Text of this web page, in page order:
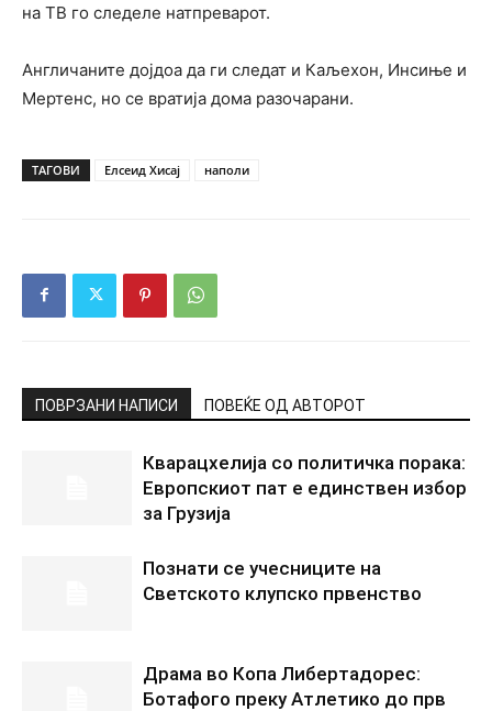
на ТВ го следеле натпреварот.
Англичаните дојдоа да ги следат и Каљехон, Инсиње и
Мертенс, но се вратија дома разочарани.
ТАГОВИ Елсеид Хисај наполи
ПОВРЗАНИ НАПИСИ ПОВЕЌЕ ОД АВТОРОТ
Кварацхелија со политичка порака:
Европскиот пат е единствен избор
за Грузија
Познати се учесниците на
Светското клупско првенство
Драма во Копа Либертадорес:
Ботафого преку Атлетико до прв